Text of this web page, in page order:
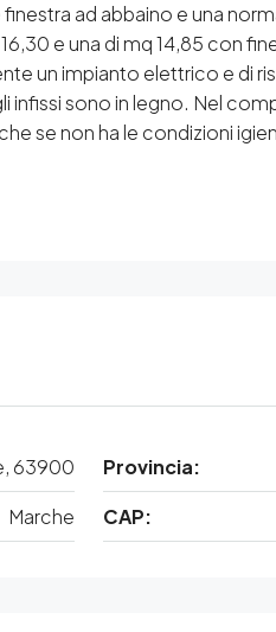
ad abbaino e una
e una di mq 14,85 con
un impianto elettrico e di
sono in legno. Nel
se non ha le condizioni
63900 Provincia:
Marche CAP: